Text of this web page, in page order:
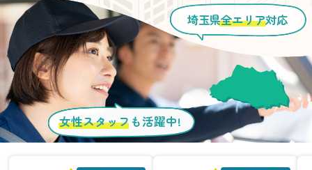
女性スタッフ も活躍中!
埼玉県全エリア対応